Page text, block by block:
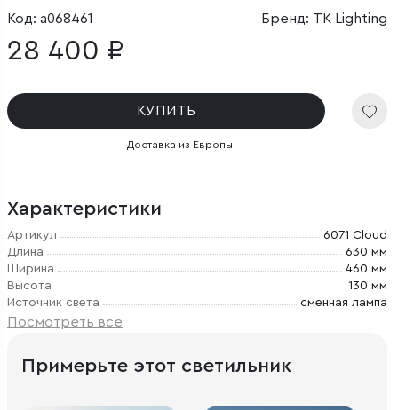
Код: a068461 Бренд: TK Lighting
28 400 ₽
КУПИТЬ
Доставка из Европы
Характеристики
Артикул
6071 Cloud
Длина
630 мм
Ширина
460 мм
Высота
130 мм
Источник света
сменная лампа
Посмотреть все
Примерьте этот светильник